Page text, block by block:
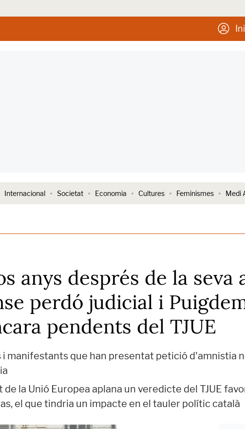
Internacional Societat Economia Cultures Feminismes Medi
anys després de la seva
perdó judicial i
pendents del TJUE
manifestants que han presentat petició d'amnistia
la Unió Europea aplana un veredicte del TJUE
el que tindria un impacte en el tauler polític català